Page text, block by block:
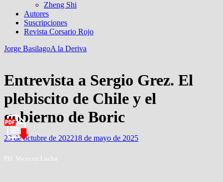
Zheng Shi
Autores
Suscripciones
Revista Corsario Rojo
Jorge BasilagoA la Deriva
Entrevista a Sergio Grez. El
plebiscito de Chile y el
gobierno de Boric
23 de octubre de 202218 de mayo de 2025
PH: Voces en Lucha